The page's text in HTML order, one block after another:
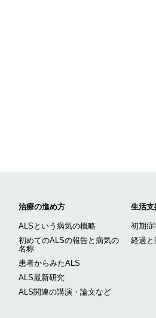
治療の進め方
ALSという病気の概略
初めてのALSの報告と病気の
名称
患者からみたALS
ALS最新研究
ALS関連の講演・論文など
生活支
初期症
経過と